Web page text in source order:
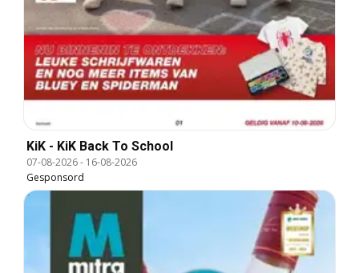
KiK - KiK Back To School
07-08-2026- 16-08-2026
Gesponsord